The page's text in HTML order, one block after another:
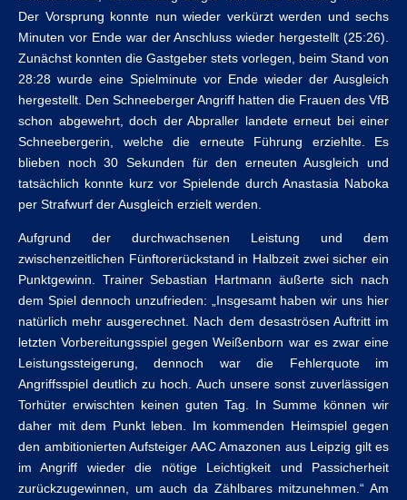
Der Vorsprung konnte nun wieder verkürzt werden und sechs
Minuten vor Ende war der Anschluss wieder hergestellt (25:26).
Zunächst konnten die Gastgeber stets vorlegen, beim Stand von
28:28 wurde eine Spielminute vor Ende wieder der Ausgleich
hergestellt. Den Schneeberger Angriff hatten die Frauen des VfB
schon abgewehrt, doch der Abpraller landete erneut bei einer
Schneebergerin, welche die erneute Führung erziehlte. Es
blieben noch 30 Sekunden für den erneuten Ausgleich und
tatsächlich konnte kurz vor Spielende durch Anastasia Naboka
per Strafwurf der Ausgleich erzielt werden.
Aufgrund der durchwachsenen Leistung und dem
zwischenzeitlichen Fünftorerückstand in Halbzeit zwei sicher ein
Punktgewinn. Trainer Sebastian Hartmann äußerte sich nach
dem Spiel dennoch unzufrieden: „Insgesamt haben wir uns hier
natürlich mehr ausgerechnet. Nach dem desaströsen Auftritt im
letzten Vorbereitungsspiel gegen Weißenborn war es zwar eine
Leistungssteigerung, dennoch war die Fehlerquote im
Angriffsspiel deutlich zu hoch. Auch unsere sonst zuverlässigen
Torhüter erwischten keinen guten Tag. In Summe können wir
daher mit dem Punkt leben. Im kommenden Heimspiel gegen
den ambitionierten Aufsteiger AAC Amazonen aus Leipzig gilt es
im Angriff wieder die nötige Leichtigkeit und Passicherheit
zurückzugewinnen, um auch da Zählbares mitzunehmen.“ Am